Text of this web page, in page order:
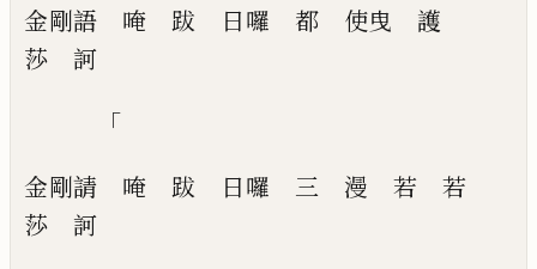
金剛語 唵 跋 日囉 都 使曳
護
莎
訶
「
金剛請 唵 跋 日囉 三 漫 若
若
莎
訶